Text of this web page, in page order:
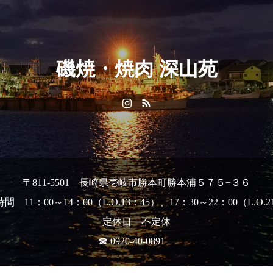
磯焼・焼肉 深山苑
〒811-5501 長崎県壱岐市勝本町勝本浦５７５−３６
間 11：00～14：00（L.O.13：45）、17：30～22：00（
定休日 不定休
☎ 0920-40-0891